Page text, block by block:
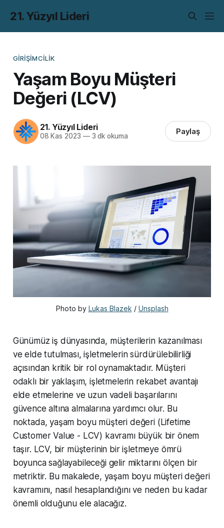
21. Yüzyıl Lideri
GIRIŞIMCILIK
Yaşam Boyu Müşteri
Değeri (LCV)
21. Yüzyıl Lideri
08 Kas 2023 —3 dk okuma Paylaş
Photo by Lukas Blazek / Unsplash
Günümüz iş dünyasında, müşterilerin kazanılması
ve elde tutulması, işletmelerin sürdürülebilirliği
açısından kritik bir rol oynamaktadır. Müşteri
odaklı bir yaklaşım, işletmelerin rekabet avantajı
elde etmelerine ve uzun vadeli başarılarını
güvence altına almalarına yardımcı olur. Bu
noktada, yaşam boyu müşteri değeri (Lifetime
Customer Value - LCV) kavramı büyük bir önem
taşır. LCV, bir müşterinin bir işletmeye ömrü
boyunca sağlayabileceği gelir miktarını ölçen bir
metriktir. Bu makalede, yaşam boyu müşteri değeri
kavramını, nasıl hesaplandığını ve neden bu kadar
önemli olduğunu ele alacağız.